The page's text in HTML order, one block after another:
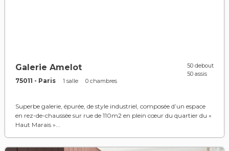
Galerie Amelot
75011 - Paris 1 salle 0 chambres
50 debout
50 assis
Superbe galerie, épurée, de style industriel, composée d’un espace
en rez-de-chaussée sur rue de 110m2 en plein cœur du quartier du «
Haut Marais »...